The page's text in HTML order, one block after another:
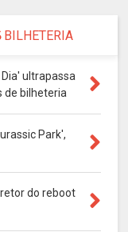
BILHETERIA
Dia' ultrapassa
de bilheteria
Park',
do reboot